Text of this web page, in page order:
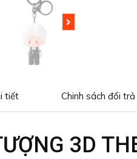
tiết Chinh sách đổi trả
3D